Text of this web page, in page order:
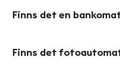
Finns det en
Finns det